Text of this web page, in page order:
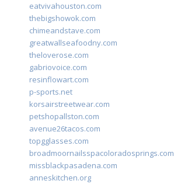
eatvivahouston.com
thebigshowok.com
chimeandstave.com
greatwallseafoodny.com
theloverose.com
gabriovoice.com
resinflowart.com
p-sports.net
korsairstreetwear.com
petshopallston.com
avenue26tacos.com
topgglasses.com
broadmoornailsspacoloradosprings.com
missblackpasadena.com
anneskitchen.org